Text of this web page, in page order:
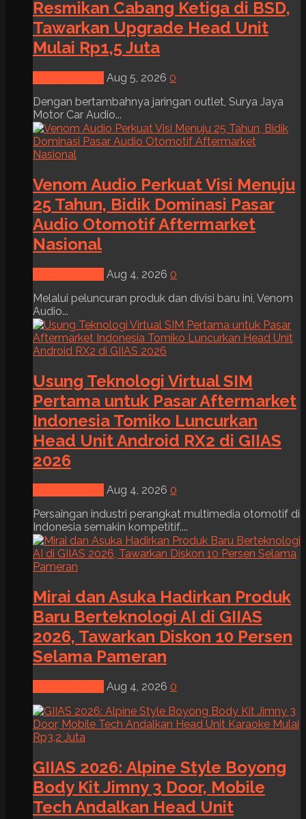
Resmikan Cabang Ketiga di BSD,
Tawarkan Upgrade Head Unit
Mulai Rp1,5 Juta
Aug 5, 2026 0
Dengan bertambahnya jaringan outlet, Surya Jaya
Motor Car Audio...
Venom Audio Perkuat Visi Menuju
25 Tahun, Bidik Dominasi Pasar
Audio Otomotif Aftermarket
Nasional
Aug 4, 2026 0
Melalui peluncuran produk dan divisi baru ini, Venom
Audio...
Usung Teknologi Virtual SIM
Pertama untuk Pasar Aftermarket
Indonesia Tomiko Luncurkan
Head Unit Android RX2 di GIIAS
2026
Aug 4, 2026 0
Persaingan industri perangkat multimedia otomotif di
Indonesia semakin kompetitif....
Mirai dan Asuka Hadirkan Produk
Baru Berteknologi AI di GIIAS
2026, Tawarkan Diskon 10 Persen
Selama Pameran
Aug 4, 2026 0
GIIAS 2026: Alpine Style Boyong
Body Kit Jimny 3 Door, Mobile
Tech Andalkan Head Unit